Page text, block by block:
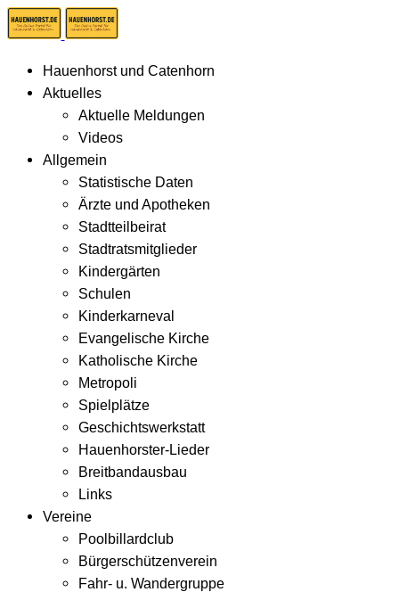
Hauenhorst und Catenhorn
Aktuelles
Aktuelle Meldungen
Videos
Allgemein
Statistische Daten
Ärzte und Apotheken
Stadtteilbeirat
Stadtratsmitglieder
Kindergärten
Schulen
Kinderkarneval
Evangelische Kirche
Katholische Kirche
Metropoli
Spielplätze
Geschichtswerkstatt
Hauenhorster-Lieder
Breitbandausbau
Links
Vereine
Poolbillardclub
Bürgerschützenverein
Fahr- u. Wandergruppe